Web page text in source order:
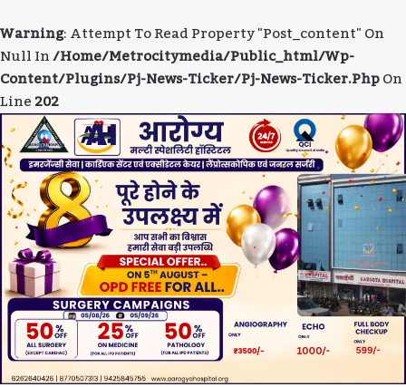
Warning: Attempt To Read Property "post_content" On
Null In/home/metrocitymedia/public_html/wp-
Content/plugins/pj-News-Ticker/pj-News-Ticker.phpOn
Line202